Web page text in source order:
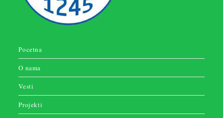
Pocetna
O nama
Vesti
Projekti